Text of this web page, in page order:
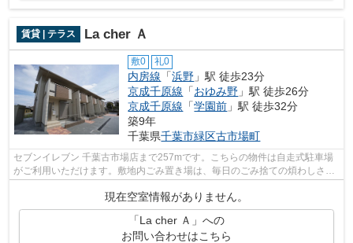
賃貸 | テラス La cher Ａ
敷0 礼0
内房線 「浜野 」駅 徒歩23分
京成千原線 「おゆみ野 」駅 徒歩26分
京成千原線 「学園前 」駅 徒歩32分
築9年
千葉県千葉市緑区古市場町
セブンイレブン 千葉古市場店まで257mです。こちらの物件は自走式駐車場
がご利用いただけます。敷地内ごみ置き場は、毎日のごみ捨ての煩わしさを
現在空室情報がありません。
「La cher Ａ」への
お問い合わせはこちら